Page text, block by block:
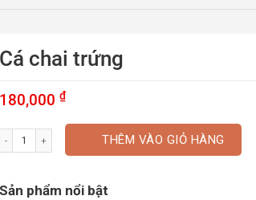
Cá chai trứng
180,000₫
Cá chai trứng số lượng THÊM VÀO GIỎ HÀNG
Sản phẩm nổi bật